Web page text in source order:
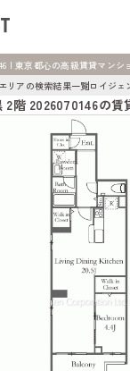
| 東京都心の高級賃貸マンシ
リアの検索結果一覧ロイジェ
2階 2026070146の賃